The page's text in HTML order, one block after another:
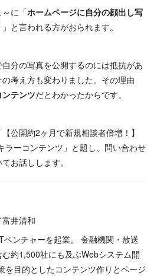
～に「ホームページに自分の顔出し写
」と言われる方がおられます。
分の写真を公開するのには抵抗があ
考え方も変わりました。その理由
テンツだとわかったからです。
公開約2ヶ月で新規相談者倍増！】
ラーコンテンツ」と題し、問い合わせ
お話しします。
富井清和
ンチャーを起業。 金融機関・放送
約1,500社にも及ぶWebシステム開
を目的としたコンテンツ作りとページ